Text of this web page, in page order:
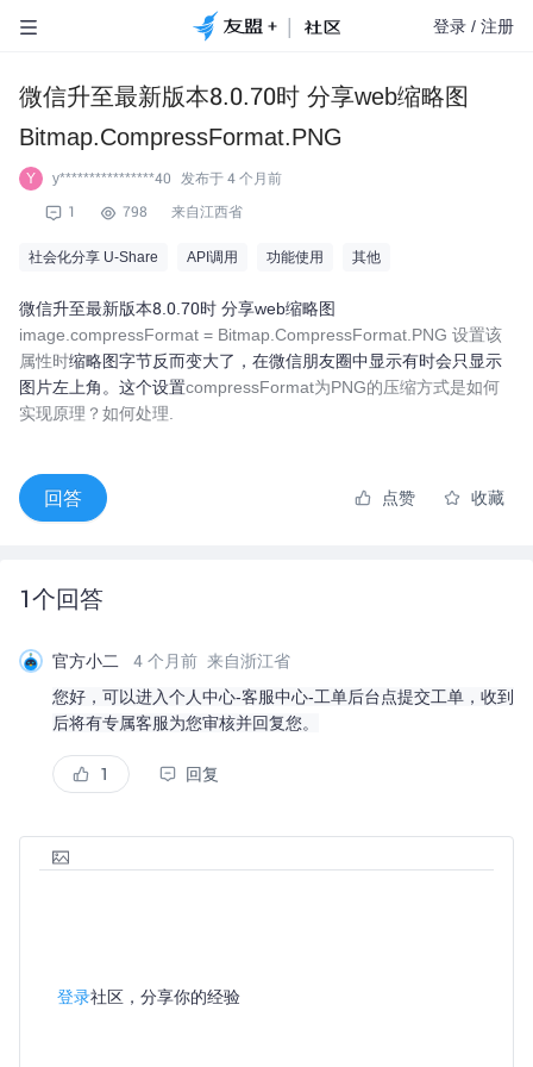
登录 / 注册
微信升至最新版本8.0.70时 分享web缩略图
Bitmap.CompressFormat.PNG
Y y****************40 发布于 4 个月前
1
798 来自江西省
社会化分享 U-Share API调用 功能使用 其他
微信升至最新版本8.0.70时 分享web缩略图
image.compressFormat = Bitmap.CompressFormat.PNG 设置该
属性时缩略图字节反而变大了，在微信朋友圈中显示有时会只显示
图片左上角。这个设置compressFormat为PNG的压缩方式是如何
实现原理？如何处理.
回答 点赞 收藏
1个回答
官方小二 4 个月前 来自浙江省
您好，可以进入个人中心-客服中心-工单后台点提交工单，收到
后将有专属客服为您审核并回复您。
1 回复
登录社区，分享你的经验